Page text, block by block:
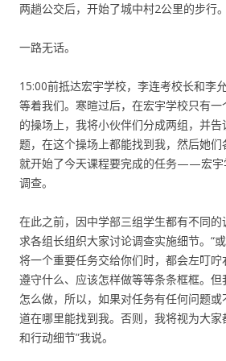
两趟公交后，开始了城中村2公里的步行。
一路无话。
15:00前抵达宏宇学校，李连考校长和李
等着我们。寒暄过后，在宏宇学校只有
的操场上，我将小伙伴们分成两组，并
题，在这个操场上都能找到我，然后她
就开始了今天课程要完成的任务——宏宇
调查。
在此之前，因中学部三组学生都有不同
求各组长组织大家讨论调查实施细节。“
将一个重要任务交给你们时，都会左叮
遵守什么、应该怎样做等等条条框框。
怎么做，所以，如果对任务有任何问题
道在哪里能找到我。否则，我将视为大
和行动细节”我说。